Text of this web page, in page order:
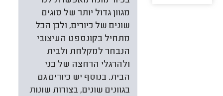
מגוון גדול יותר של סוגים
שונים של כיורים, ולכן הכל
מתחיל בקונספט העיצובי
הנבחר למקלחת ולבית
ולהרגלי הרחצה של בני
הבית. בנוסף יש כיורים גם
בגוונים שונים, בצורות שונות